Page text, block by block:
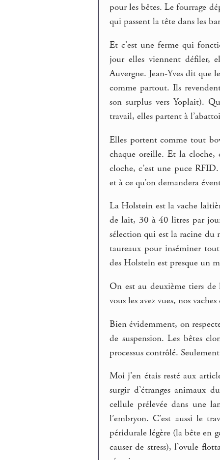
pour les bêtes. Le fourrage
qui passent la tête dans les
Et c’est une ferme qui
jour elles viennent défiler,
Auvergne. Jean-Yves dit que
comme partout. Ils
son surplus vers Yoplait).
travail, elles partent à
Elles portent comme tout
chaque oreille. Et la cloche,
cloche, c’est une puce
et à ce qu’on demandera
La Holstein est la vache
de lait, 30 à 40 litres par
sélection qui est la racine du
taureaux pour inséminer
des Holstein est presque un
On est au deuxième tiers
vous les avez vues, nos vaches
Bien évidemment, on
de suspension. Les bêtes
processus contrôlé.
Moi j’en étais resté aux
surgir d’étranges animaux
cellule prélevée dans une
l’embryon. C’est aussi le
péridurale légère (la bête en
causer de stress), l’ovule